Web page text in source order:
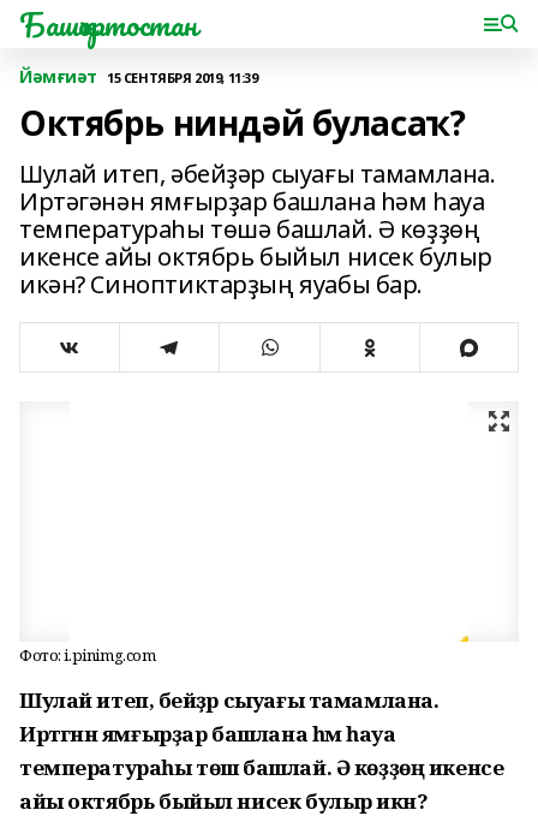
Башҡортостан
Йәмғиәт 15 СЕНТЯБРЯ 2019, 11:39
Октябрь ниндәй буласаҡ?
Шулай итеп, әбейҙәр сыуағы тамамлана.
Иртәгәнән ямғырҙар башлана һәм һауа
температураһы төшә башлай. Ә көҙҙөң
икенсе айы октябрь быйыл нисек булыр
икән? Синоптиктарҙың яуабы бар.
Фото: i.pinimg.com
Шулай итеп, әбейҙәр сыуағы тамамлана.
Иртәгәнән ямғырҙар башлана һәм һауа
температураһы төшә башлай. Ә көҙҙөң икенсе
айы октябрь быйыл нисек булыр икән?